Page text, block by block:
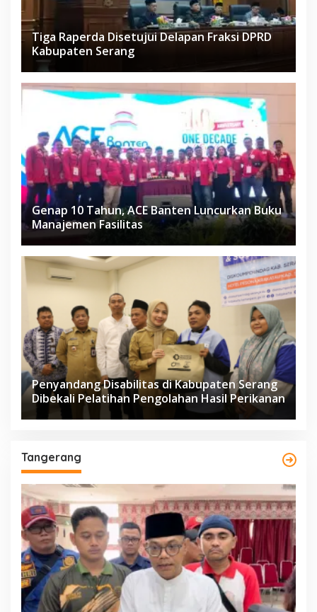
Tiga Raperda Disetujui Delapan Fraksi DPRD
Kabupaten Serang
Genap 10 Tahun, ACE Banten Luncurkan Buku
Manajemen Fasilitas
Penyandang Disabilitas di Kabupaten Serang
Dibekali Pelatihan Pengolahan Hasil Perikanan
Tangerang